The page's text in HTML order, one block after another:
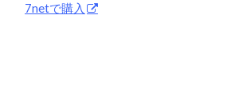
7netで購入